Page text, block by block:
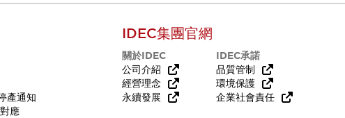
產通知
應
IDEC集團官網
關於IDEC
公司介紹
經營理念
永續發展
IDEC承諾
品質管制
環境保護
企業社會責任